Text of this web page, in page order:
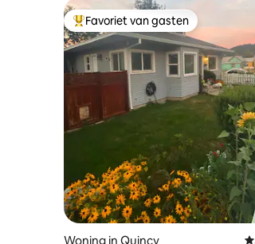
Topfavoriet van gasten
Favoriet van gasten
Woning in Quincy